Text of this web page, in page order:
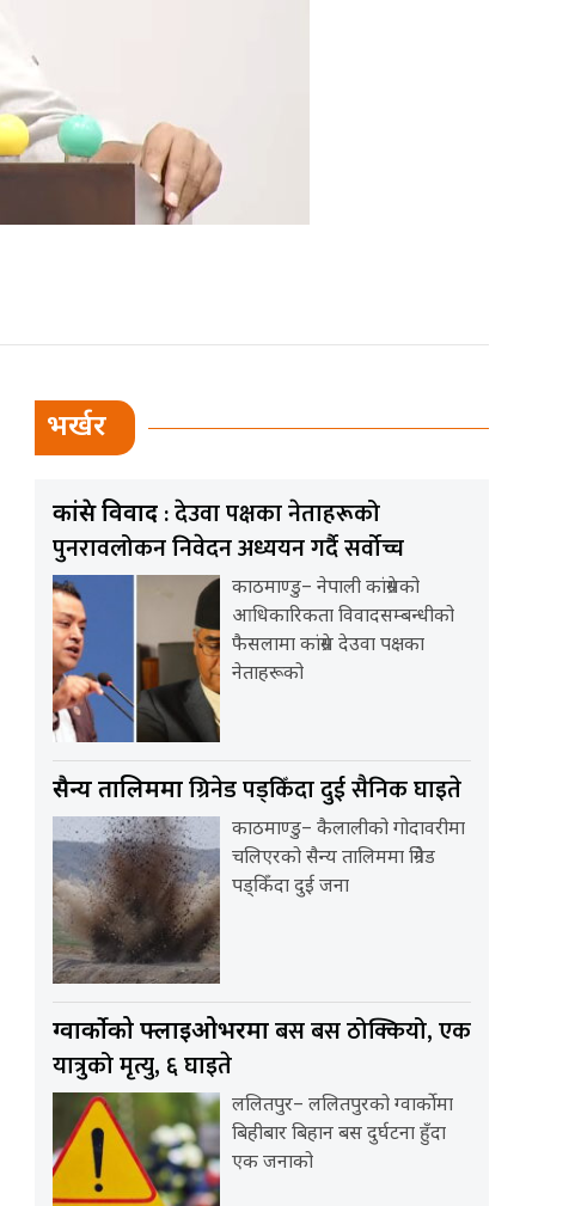
भर्खर
कांग्रेस विवाद : देउवा पक्षका नेताहरूको
पुनरावलोकन निवेदन अध्ययन गर्दै सर्वोच्च
काठमाण्डु– नेपाली कांग्रेसको
आधिकारिकता विवादसम्बन्धीको
फैसलामा कांग्रेस देउवा पक्षका
नेताहरूको
सैन्य तालिममाग्रिनेड पड्किँदा दुई सैनिक घाइते
काठमाण्डु– कैलालीको गोदावरीमा
चलिएरको सैन्य तालिममा ग्रिनेड
पड्किँदा दुई जना
ग्वार्कोको फ्लाइओभरमाबस बस ठोक्कियो, एक
यात्रुको मृत्यु, ६ घाइते
ललितपुर– ललितपुरको ग्वार्कोमा
बिहीबार बिहान बस दुर्घटना हुँदा
एक जनाको